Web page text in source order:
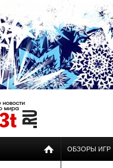
ОБЗОРЫ ИГР